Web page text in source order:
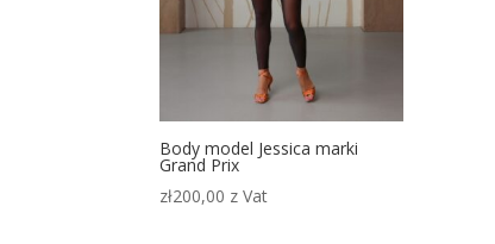
Body model Jessica marki
Grand Prix
zł200,00 z Vat